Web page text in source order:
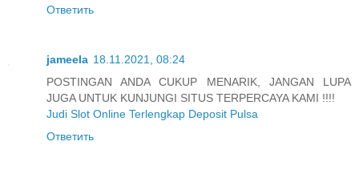
Ответить
jameela 18.11.2021, 08:24
POSTINGAN ANDA CUKUP MENARIK, JANGAN LUPA
JUGA UNTUK KUNJUNGI SITUS TERPERCAYA KAMI !!!!
Judi Slot Online Terlengkap Deposit Pulsa
Ответить